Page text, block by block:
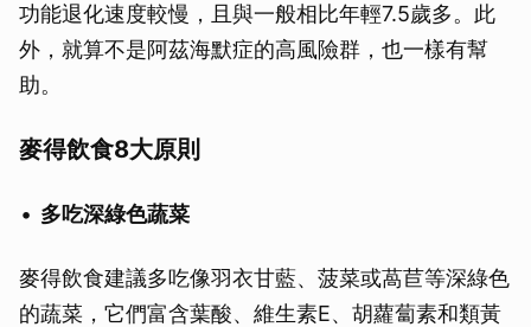
功能退化速度較慢，且與一般相比年輕7.5歲多。此
外，就算不是阿茲海默症的高風險群，也一樣有幫
助。
麥得飲食8大原則
多吃深綠色蔬菜
麥得飲食建議多吃像羽衣甘藍、菠菜或萵苣等深綠色
的蔬菜，它們富含葉酸、維生素E、胡蘿蔔素和類黃